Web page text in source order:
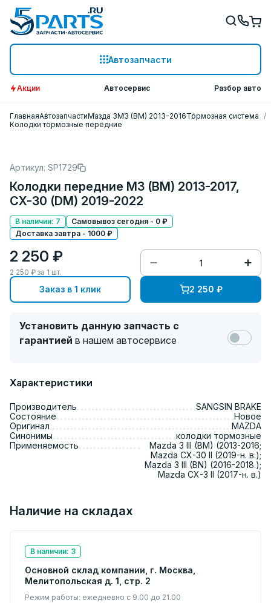
Автозапчасти
Акции Автосервис Разбор авто
ГлавнаяАвтозапчастиМазда 3M3 (BM) 2013-2016Тормозная система
Колодки тормозные передние
Артикул: SP1729
Колодки передние M3 (BM) 2013-2017,
CX-30 (DM) 2019-2022
В наличии: 7
Самовывоз сегодня - 0 ₽
Доставка завтра - 1000 ₽
2 250 ₽
2 250 ₽ за 1 шт.
Заказ в 1 клик 2 250 ₽
Установить данную запчасть с
гарантией в нашем автосервисе
Характеристики
Производитель
SANGSIN BRAKE
Состояние
Новое
Оригинал
MAZDA
Синонимы
колодки тормозные
Применяемость
Mazda 3 III (BM) (2013-2016;
Mazda CX-30 II (2019-н. в.);
Mazda 3 III (BN) (2016-2018.);
Mazda CX-3 II (2017-н. в.)
Наличие на складах
В наличии: 3
Основной склад компании, г. Москва,
Мелитопольская д. 1, стр. 2
Режим работы: ежедневно с 9.00 до 21.00